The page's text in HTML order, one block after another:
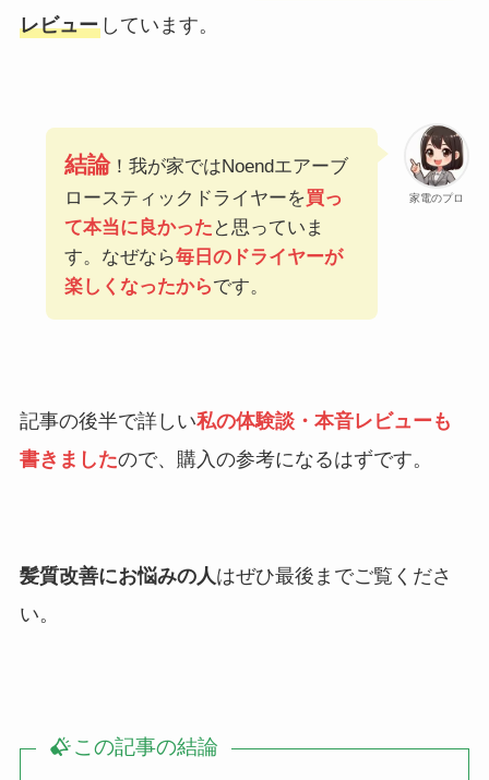
レビューしています。
家電のプロ
結論！我が家ではNoendエアーブ
ロースティックドライヤーを買っ
て本当に良かった と思っていま
す。なぜなら毎日のドライヤーが
楽しくなったからです。
記事の後半で詳しい私の体験談・本音レビューも
書きましたので、購入の参考になるはずです。
髪質改善にお悩みの人 はぜひ最後までご覧くださ
い。
この記事の結論